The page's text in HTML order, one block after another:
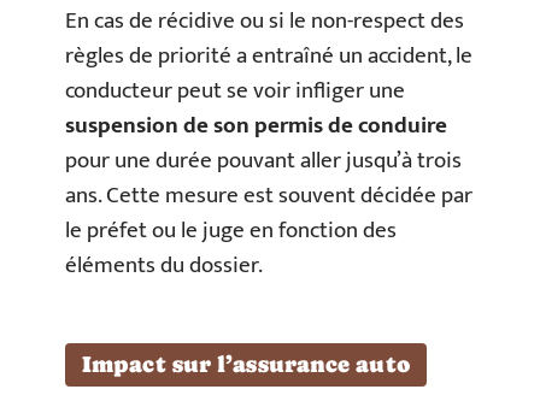
En cas de récidive ou si le non-respect des
règles de priorité a entraîné un accident, le
conducteur peut se voir infliger une
suspension de son permis de conduire
pour une durée pouvant aller jusqu’à trois
ans. Cette mesure est souvent décidée par
le préfet ou le juge en fonction des
éléments du dossier.
Impact sur l’assurance auto